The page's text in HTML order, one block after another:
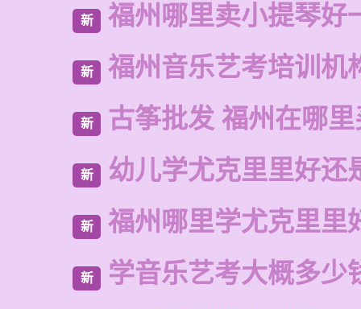
新 福州哪里卖小提琴好
新 福州音乐艺考培训机
新 古筝批发 福州在哪
新 幼儿学尤克里里好还
新 福州哪里学尤克里里
新 学音乐艺考大概多少